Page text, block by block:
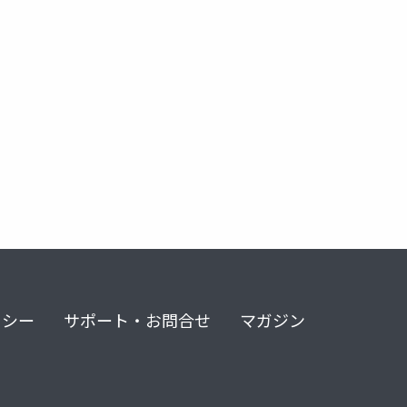
ー サポート・お問合せ マガジン